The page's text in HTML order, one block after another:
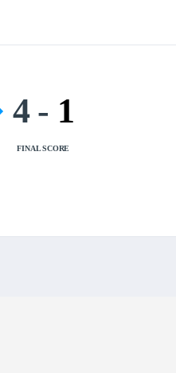
4 - 1
FINAL SCORE